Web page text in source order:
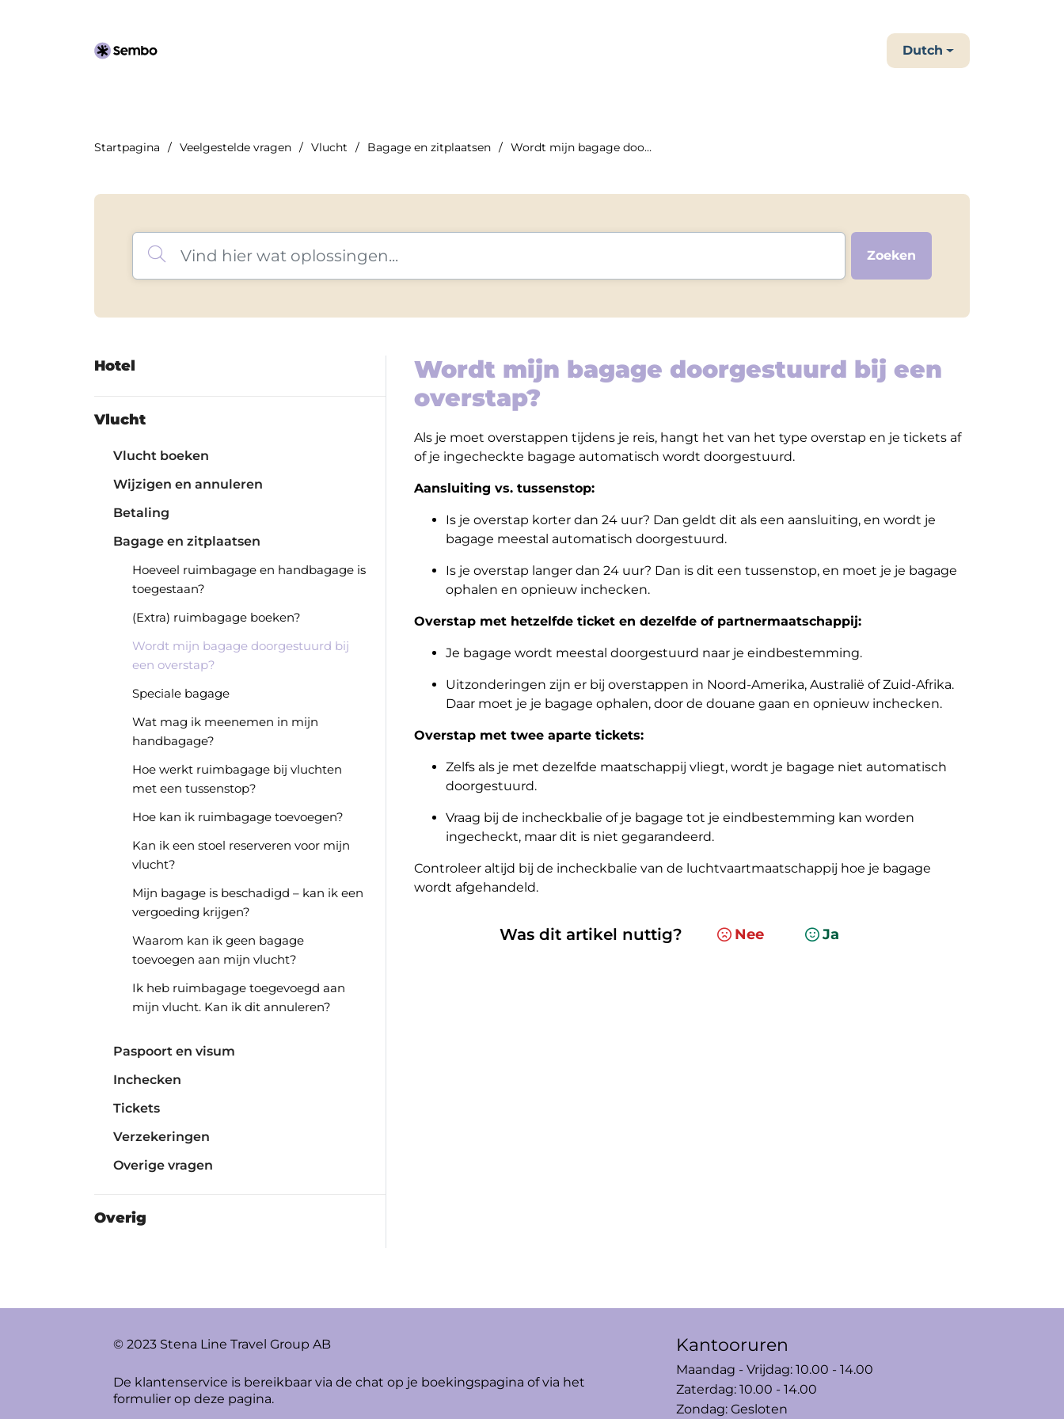
Dutch
Startpagina Veelgestelde vragen Vlucht Bagage en zitplaatsen Wordt mijn bagage doorgestuurd bij een overstap?
Hotel
Vlucht
Vlucht boeken
Wijzigen en annuleren
Betaling
Bagage en zitplaatsen
Hoeveel ruimbagage en handbagage is
toegestaan?
(Extra) ruimbagage boeken?
Wordt mijn bagage doorgestuurd bij
een overstap?
Speciale bagage
Wat mag ik meenemen in mijn
handbagage?
Hoe werkt ruimbagage bij vluchten
met een tussenstop?
Hoe kan ik ruimbagage toevoegen?
Kan ik een stoel reserveren voor mijn
vlucht?
Mijn bagage is beschadigd – kan ik een
vergoeding krijgen?
Waarom kan ik geen bagage
toevoegen aan mijn vlucht?
Ik heb ruimbagage toegevoegd aan
mijn vlucht. Kan ik dit annuleren?
Paspoort en visum
Inchecken
Tickets
Verzekeringen
Overige vragen
Overig
Wordt mijn bagage doorgestuurd bij een
overstap?
Als je moet overstappen tijdens je reis, hangt het van het type overstap en je tickets af
of je ingecheckte bagage automatisch wordt doorgestuurd.
Aansluiting vs. tussenstop:
Is je overstap korter dan 24 uur? Dan geldt dit als een aansluiting, en wordt je
bagage meestal automatisch doorgestuurd.
Is je overstap langer dan 24 uur? Dan is dit een tussenstop, en moet je je bagage
ophalen en opnieuw inchecken.
Overstap met hetzelfde ticket en dezelfde of partnermaatschappij:
Je bagage wordt meestal doorgestuurd naar je eindbestemming.
Uitzonderingen zijn er bij overstappen in Noord-Amerika, Australië of Zuid-Afrika.
Daar moet je je bagage ophalen, door de douane gaan en opnieuw inchecken.
Overstap met twee aparte tickets:
Zelfs als je met dezelfde maatschappij vliegt, wordt je bagage niet automatisch
doorgestuurd.
Vraag bij de incheckbalie of je bagage tot je eindbestemming kan worden
ingecheckt, maar dit is niet gegarandeerd.
Controleer altijd bij de incheckbalie van de luchtvaartmaatschappij hoe je bagage
wordt afgehandeld.
Was dit artikel nuttig? Nee Ja
© 2023 Stena Line Travel Group AB
De klantenservice is bereikbaar via de chat op je boekingspagina of via het
formulier op deze pagina.
Kantooruren
Maandag - Vrijdag: 10.00 - 14.00
Zaterdag: 10.00 - 14.00
Zondag: Gesloten